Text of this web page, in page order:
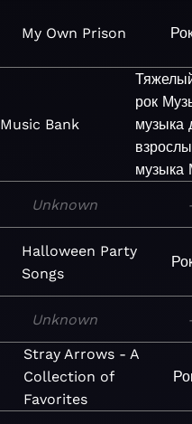
My Own Prison
Music Bank
рок
музыка
музыка
Unknown
Halloween Party
Songs
Unknown
Stray Arrows - A
Collection of
Favorites